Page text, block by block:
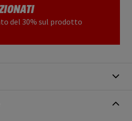
del 30% sul prodotto